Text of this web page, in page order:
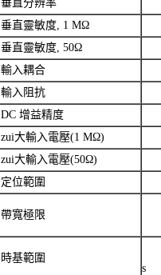
垂直分辨率
垂直靈敏度, 1 MΩ
垂直靈敏度, 50Ω
輸入耦合
輸入阻抗
DC 增益精度
zui大輸入電壓(1 MΩ)
zui大輸入電壓(50Ω)
定位範圍
帶寬極限
時基範圍
s